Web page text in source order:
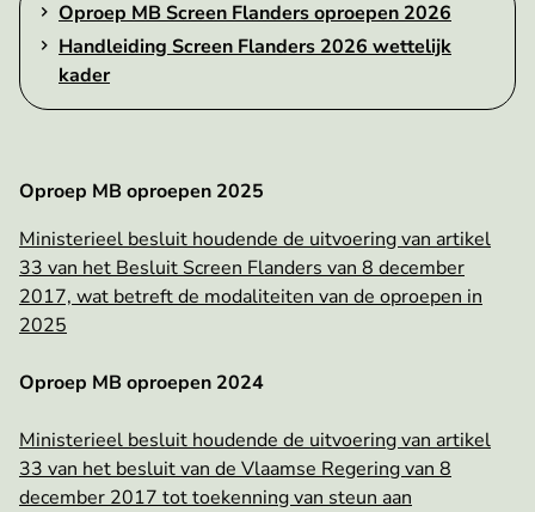
Oproep MB Screen Flanders oproepen 2026
Handleiding Screen Flanders 2026 wettelijk
kader
Oproep MB oproepen 2025
Ministerieel besluit houdende de uitvoering van artikel
33 van het Besluit Screen Flanders van 8 december
2017, wat betreft de modaliteiten van de oproepen in
2025
Oproep MB oproepen 2024
Ministerieel besluit houdende de uitvoering van artikel
33 van het besluit van de Vlaamse Regering van 8
december 2017 tot toekenning van steun aan